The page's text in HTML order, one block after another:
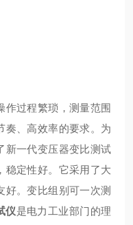
作过程繁琐，测量范围
奏、高效率的要求。为
新一代变压器变比测试
稳定性好。它采用了大
好。变比组别可一次测
仪是电力工业部门的理